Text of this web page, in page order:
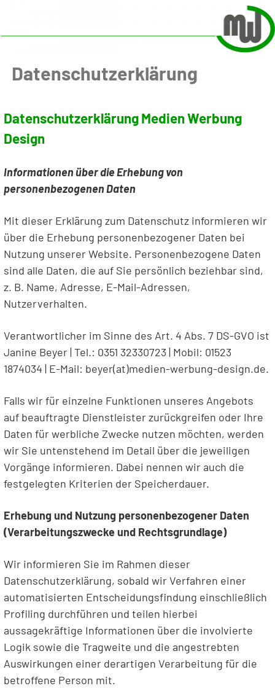
Datenschutzerklärung
Datenschutzerklärung Medien Werbung
Design
Informationen über die Erhebung von
personenbezogenen Daten
Mit dieser Erklärung zum Datenschutz informieren wir
über die Erhebung personenbezogener Daten bei
Nutzung unserer Website. Personenbezogene Daten
sind alle Daten, die auf Sie persönlich beziehbar sind,
z. B. Name, Adresse, E-Mail-Adressen,
Nutzerverhalten.
Verantwortlicher im Sinne des Art. 4 Abs. 7 DS-GVO ist
Janine Beyer | Tel.: 0351 32330723 | Mobil: 01523
1874034 | E-Mail: beyer(at)medien-werbung-design.de.
Falls wir für einzelne Funktionen unseres Angebots
auf beauftragte Dienstleister zurückgreifen oder Ihre
Daten für werbliche Zwecke nutzen möchten, werden
wir Sie untenstehend im Detail über die jeweiligen
Vorgänge informieren. Dabei nennen wir auch die
festgelegten Kriterien der Speicherdauer.
Erhebung und Nutzung personenbezogener Daten
(Verarbeitungszwecke und Rechtsgrundlage)
Wir informieren Sie im Rahmen dieser
Datenschutzerklärung, sobald wir Verfahren einer
automatisierten Entscheidungsfindung einschließlich
Profiling durchführen und teilen hierbei
aussagekräftige Informationen über die involvierte
Logik sowie die Tragweite und die angestrebten
Auswirkungen einer derartigen Verarbeitung für die
betroffene Person mit.